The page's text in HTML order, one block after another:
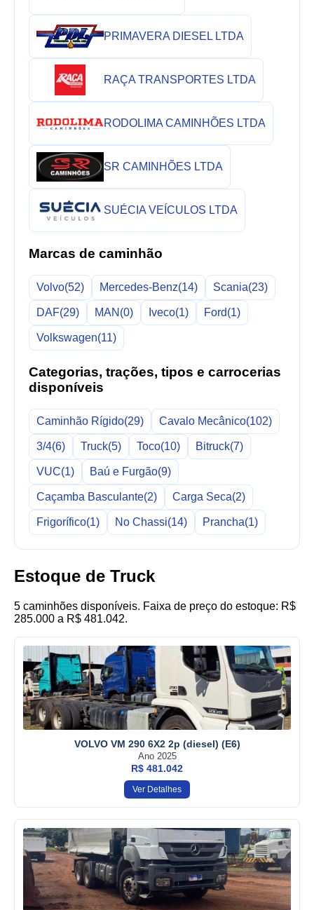
PRIMAVERA DIESEL LTDA
RAÇA TRANSPORTES LTDA
RODOLIMA CAMINHÕES LTDA
SR CAMINHÕES LTDA
SUÉCIA VEÍCULOS LTDA
Marcas de caminhão
Volvo(52) Mercedes-Benz(14) Scania(23)
DAF(29) MAN (0) Iveco(1) Ford(1)
Volkswagen(11)
Categorias, trações, tipos e carrocerias
disponíveis
Caminhão Rígido(29) Cavalo Mecânico(102)
3/4(6) Truck(5) Toco(10) Bitruck(7)
VUC(1) Baú e Furgão(9)
Caçamba Basculante(2) Carga Seca(2)
Frigorífico(1) No Chassi(14) Prancha(1)
Estoque de Truck
5 caminhões disponíveis. Faixa de preço do estoque: R$
285.000 a R$ 481.042.
VOLVO VM 290 6X2 2p (diesel) (E6)
Ano 2025
R$ 481.042
Ver Detalhes